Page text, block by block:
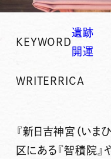
KEYWORD
遺跡
開運
WRITER RICA
『新日吉神宮（いま
区にある『智積院』